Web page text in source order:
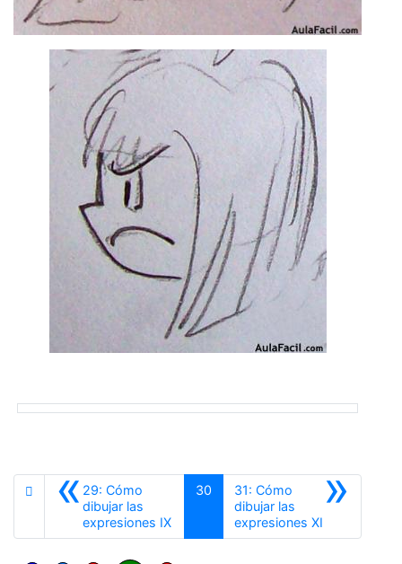
«29: Cómo
dibujar las
expresiones IXAnterior
30 »
31: Cómo
dibujar las
expresiones XISiguiente